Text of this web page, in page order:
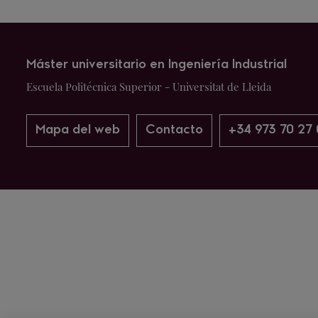
Máster universitario en Ingeniería Industrial
Escuela Politécnica Superior - Universitat de Lleida
Mapa del web Contacto +34 973 70 27